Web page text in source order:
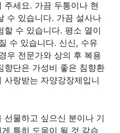
주세요. 가끔 두통이나 현
수 있습니다. 가끔 설사나
할 수 있습니다. 평소 열이
수 있습니다. 신신, 수유
우 전문가와 상의 후 복용
향단은 가성비 좋은 침향환
랑받는 자양강장제입니
선물하고 싶으신 분이나 기
특히 도움이 될 것 같습